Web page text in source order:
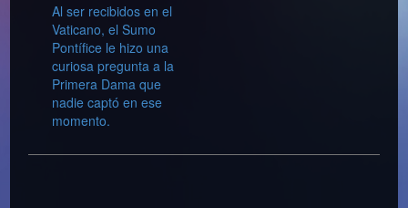
Al ser recibidos en el
Vaticano, el Sumo
Pontífice le hizo una
curiosa pregunta a la
Primera Dama que
nadie captó en ese
momento.